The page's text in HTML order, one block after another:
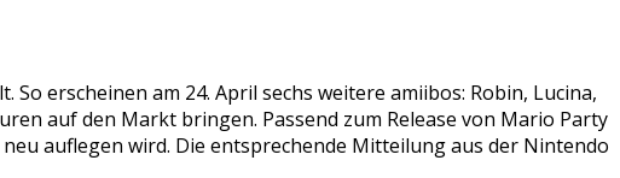
erscheinen am 24. April sechs weitere amiibos: Robin, Lucina,
auf den Markt bringen. Passend zum Release von Mario Party
auflegen wird. Die entsprechende Mitteilung aus der Nintendo